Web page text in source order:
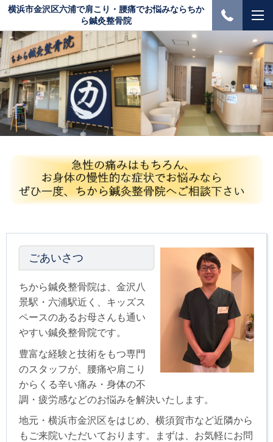
横浜市金沢区六浦で肩こり・腰痛でお悩みならちか
ら鍼灸整骨院
ごあいさつ
ちから鍼灸整骨院は、金沢八
景駅・六浦駅近く、キッズス
ペースのあるお母さんも通い
やすい鍼灸整骨院です。
豊富な経験と技術をもつ専門
のスタッフが、腰痛や肩こり
からくる辛い痛み・身体の不
調・疲労感などのお悩みを解決いたします。
地元・横浜市金沢区をはじめ、横須賀市など近隣から
もご来院いただいております。まずは、お気軽にお問